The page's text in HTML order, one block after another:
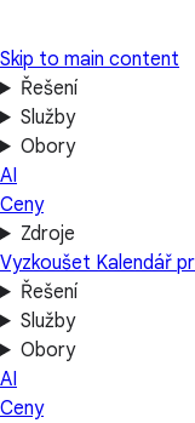
Skip to main content
Řešení
Služby
Obory
AI
Ceny
Zdroje
Vyzkoušet Kalendář
Řešení
Služby
Obory
AI
Ceny